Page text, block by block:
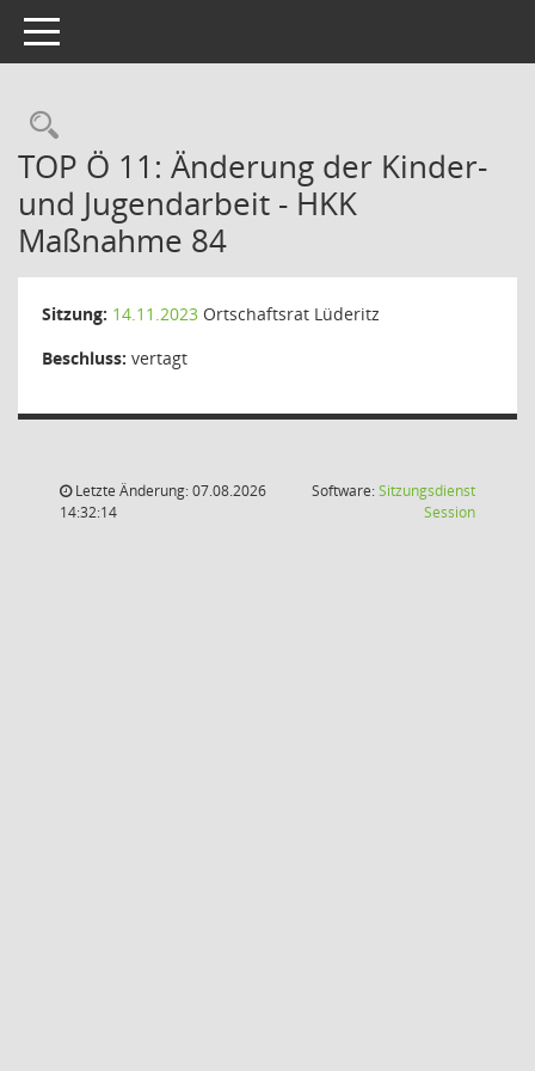
Toggle navigation
Rechercheauswahl
TOP Ö 11: Änderung der Kinder-
und Jugendarbeit - HKK
Maßnahme 84
Sitzung: 14.11.2023 Ortschaftsrat Lüderitz
Beschluss: vertagt
Letzte Änderung: 07.08.2026
14:32:14
Software:Sitzungsdienst
Session(Wird in